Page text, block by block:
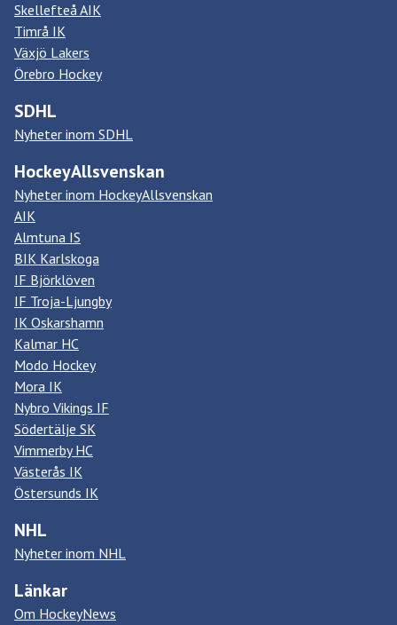
Skellefteå AIK
Timrå IK
Växjö Lakers
Örebro Hockey
SDHL
Nyheter inom SDHL
HockeyAllsvenskan
Nyheter inom HockeyAllsvenskan
AIK
Almtuna IS
BIK Karlskoga
IF Björklöven
IF Troja-Ljungby
IK Oskarshamn
Kalmar HC
Modo Hockey
Mora IK
Nybro Vikings IF
Södertälje SK
Vimmerby HC
Västerås IK
Östersunds IK
NHL
Nyheter inom NHL
Länkar
Om HockeyNews